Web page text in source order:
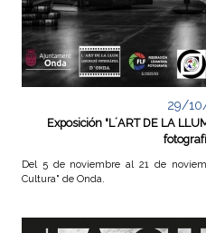
29/
Exposición "L´ART DE LA
Del 5 de noviembre al 21 de
Cultura" de Onda.